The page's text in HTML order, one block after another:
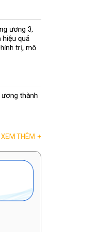
ương 3,
hiệu quả
trị, mô
ương thành
XEM THÊM +